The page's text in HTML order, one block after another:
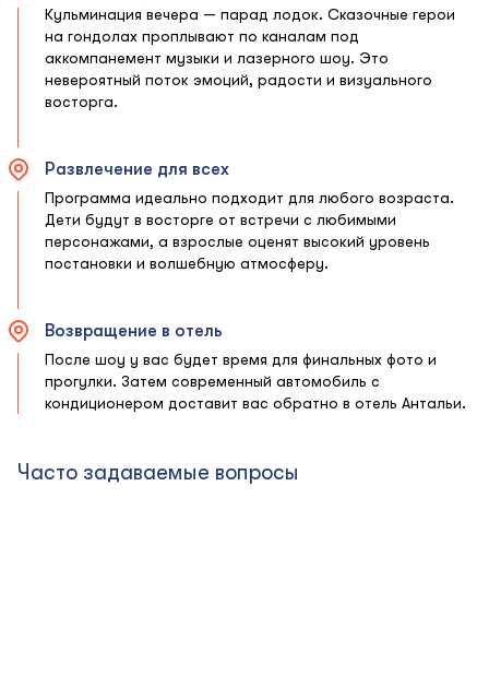
Кульминация вечера — парад лодок. Сказочные герои
на гондолах проплывают по каналам под
аккомпанемент музыки и лазерного шоу. Это
невероятный поток эмоций, радости и визуального
восторга.
Развлечение для всех
Программа идеально подходит для любого возраста.
Дети будут в восторге от встречи с любимыми
персонажами, а взрослые оценят высокий уровень
постановки и волшебную атмосферу.
Возвращение в отель
После шоу у вас будет время для финальных фото и
прогулки. Затем современный автомобиль с
кондиционером доставит вас обратно в отель Антальи.
Часто задаваемые вопросы